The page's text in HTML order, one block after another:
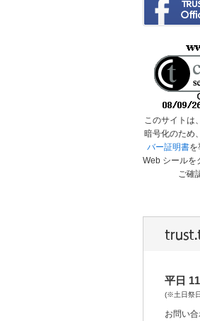
このサイトは
暗号化のため
バー証明書を
Web シールを
ご確
平日
(※土日祭
お問い